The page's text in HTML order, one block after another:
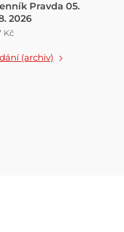
Pravda 05.
2026
Kč
(archiv)